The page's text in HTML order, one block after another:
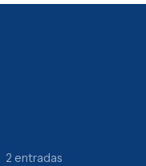
2 entradas